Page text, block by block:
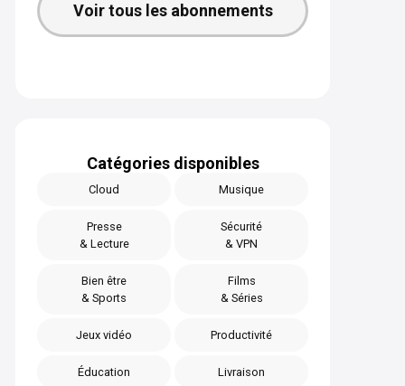
Voir tous les abonnements
Catégories disponibles
Cloud Musique
Presse
& Lecture
Sécurité
& VPN
Bien être
& Sports
Films
& Séries
Jeux vidéo Productivité
Éducation Livraison